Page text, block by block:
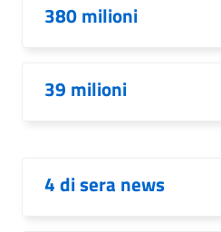
380 milioni
39 milioni
4 di sera news